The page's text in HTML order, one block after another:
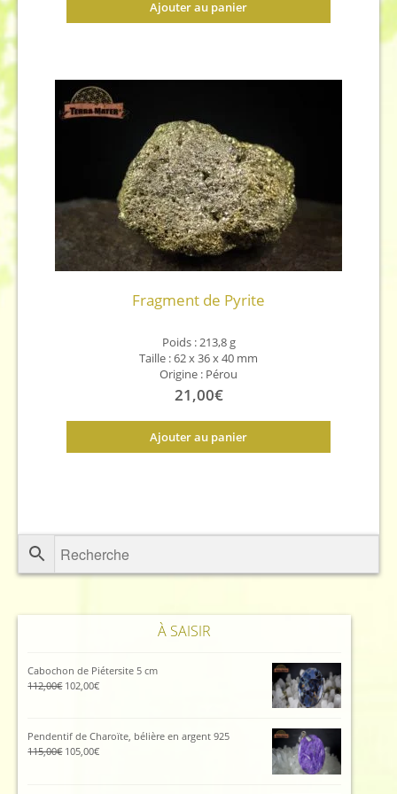
Ajouter au panier
Fragment de Pyrite
Poids : 213,8 g
Taille : 62 x 36 x 40 mm
Origine : Pérou
21,00€
Ajouter au panier
À SAISIR
Cabochon de Piétersite 5 cm
112,00€ Le
112,00€.
102,00€Le
102,00€.
Pendentif de Charoïte, bélière en argent 925
115,00€ Le
105,00€Le